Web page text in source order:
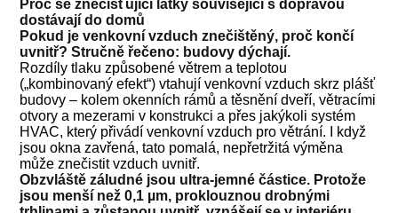
Proč se znečišťující látky související s dopravou
dostávají do domů
Pokud je venkovní vzduch znečištěný, proč končí
uvnitř? Stručně řečeno: budovy dýchají.
Rozdíly tlaku způsobené větrem a teplotou
(„kombinovaný efekt“) vtahují venkovní vzduch skrz plášť
budovy – kolem okenních rámů a těsnění dveří, větracími
otvory a mezerami v konstrukci a přes jakýkoli systém
HVAC, který přivádí venkovní vzduch pro větrání. I když
jsou okna zavřená, tato pomalá, nepřetržitá výměna
může znečistit vzduch uvnitř.
Obzvláště záludné jsou ultra-jemné částice. Protože
jsou menší než 0,1 µm, proklouznou drobnými